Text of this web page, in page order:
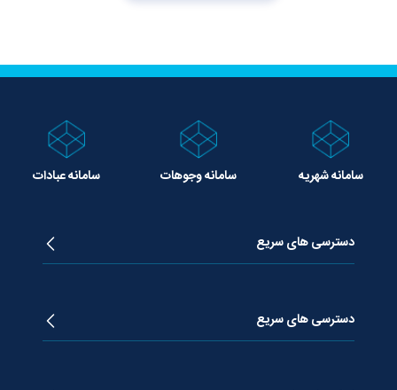
سامانه شهریه سامانه وجوهات سامانه عبادات
دسترسی های سریع
دسترسی های سریع